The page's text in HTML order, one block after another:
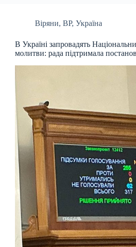
Віряни, ВР, Україна
В Україні запровадять
молитви: рада підтримала